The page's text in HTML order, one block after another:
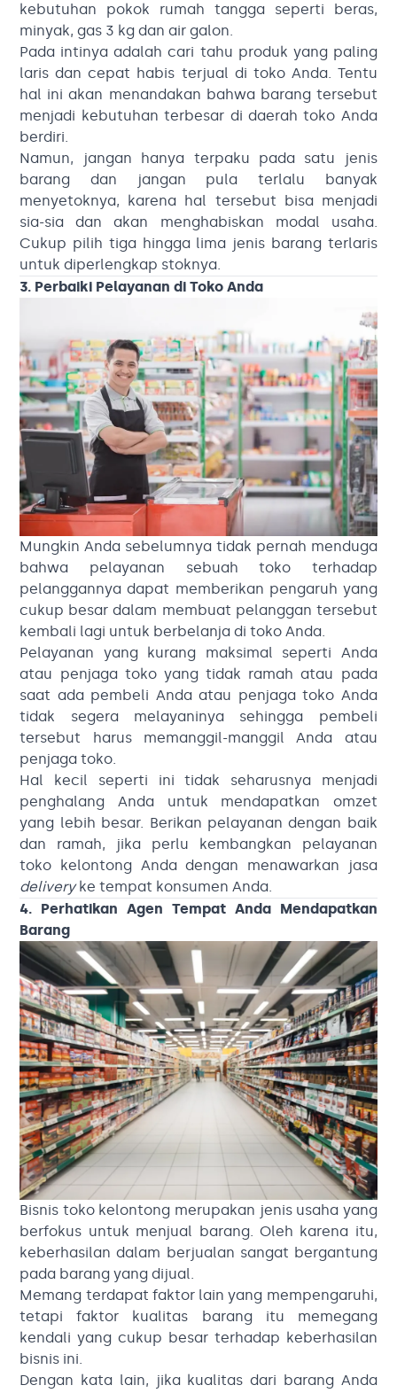
kebutuhan pokok rumah tangga seperti beras,
minyak, gas 3 kg dan air galon.
Pada intinya adalah cari tahu produk yang paling
laris dan cepat habis terjual di toko Anda. Tentu
hal ini akan menandakan bahwa barang tersebut
menjadi kebutuhan terbesar di daerah toko Anda
berdiri.
Namun, jangan hanya terpaku pada satu jenis
barang dan jangan pula terlalu banyak
menyetoknya, karena hal tersebut bisa menjadi
sia-sia dan akan menghabiskan modal usaha.
Cukup pilih tiga hingga lima jenis barang terlaris
untuk diperlengkap stoknya.
3. Perbaiki Pelayanan di Toko Anda
Mungkin Anda sebelumnya tidak pernah menduga
bahwa pelayanan sebuah toko terhadap
pelanggannya dapat memberikan pengaruh yang
cukup besar dalam membuat pelanggan tersebut
kembali lagi untuk berbelanja di toko Anda.
Pelayanan yang kurang maksimal seperti Anda
atau penjaga toko yang tidak ramah atau pada
saat ada pembeli Anda atau penjaga toko Anda
tidak segera melayaninya sehingga pembeli
tersebut harus memanggil-manggil Anda atau
penjaga toko.
Hal kecil seperti ini tidak seharusnya menjadi
penghalang Anda untuk mendapatkan omzet
yang lebih besar. Berikan pelayanan dengan baik
dan ramah, jika perlu kembangkan pelayanan
toko kelontong Anda dengan menawarkan jasa
deliveryke tempat konsumen Anda.
4. Perhatikan Agen Tempat Anda Mendapatkan
Barang
Bisnis toko kelontong merupakan jenis usaha yang
berfokus untuk menjual barang. Oleh karena itu,
keberhasilan dalam berjualan sangat bergantung
pada barang yang dijual.
Memang terdapat faktor lain yang mempengaruhi,
tetapi faktor kualitas barang itu memegang
kendali yang cukup besar terhadap keberhasilan
bisnis ini.
Dengan kata lain, jika kualitas dari barang Anda